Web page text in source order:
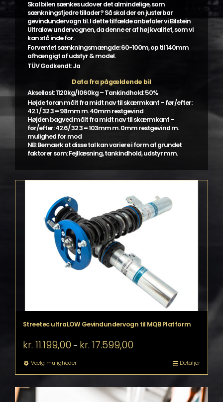
Skal bilen sænkes udover det almindelige, som
sænkningsfjedre tillader? Så skal der en justerbar
gevindundervogn til. I dette tilfælde anbefaler vi Bilstein
Ultralow undervognen, da denne er af høj kvalitet, som vi
kan stå inde for.
Forventet sænkningsmængde: 60-100m, op til 140mm
afhængigt af udstyr & model.
TÜV Godkendt: Ja
Data fra pågældende bil
Aksellast: 1120kg/1060kg – Tankindhold: 50%
Højde foran målt fra midt nav til skærmkant – før/efter:
42.1 / 32.3 = 98mm m. 40mm restgevind
Højden bagved målt fra midt nav til skærmkant –
før/efter: 42.6/ 32.3 = 103mm m. 0mm restgevind m.
mulighed for mod
NB: Bemærk at disse tal kan variere i form af grundet
faktorer som: Fejllæsning, tankindhold, udstyr mm.
Streetec ultraLOW Gevindundervogn til MQB Platform
kr. 11.199,00 – kr. 17.599,00Prisinterval:
Vælg mulighederDette
vare
flere
Detaljer